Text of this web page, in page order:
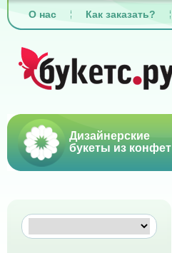
О нас Как заказать?
Дизайнерские
букеты из конфет